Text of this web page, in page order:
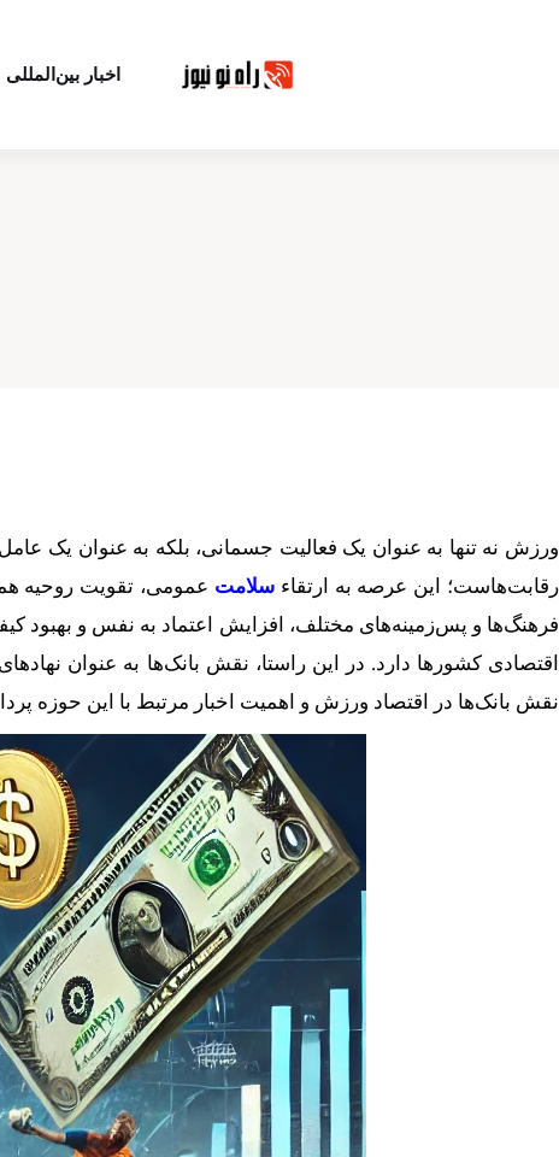
اخبار بین‌المللی
ورزش نه تنها به عنوان یک فعالیت جسمانی، بلکه به عنوان یک
رقابت‌هاست؛ این عرصه به ارتقاءسلامت عمومی، تقویت روحیه
فرهنگ‌ها و پس‌زمینه‌های مختلف، افزایش اعتماد به نفس و بهبود
اقتصادی کشورها دارد. در این راستا، نقش بانک‌ها به عنوان
نقش بانک‌ها در اقتصاد ورزش و اهمیت اخبار مرتبط با این حوزه